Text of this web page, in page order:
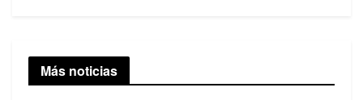
Más noticias